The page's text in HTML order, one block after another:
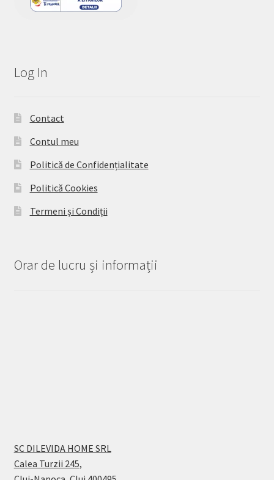
Log In
Contact
Contul meu
Politică de Confidențialitate
Politică Cookies
Termeni și Condiții
Orar de lucru și informații
SC DILEVIDA HOME SRL
Calea Turzii 245,